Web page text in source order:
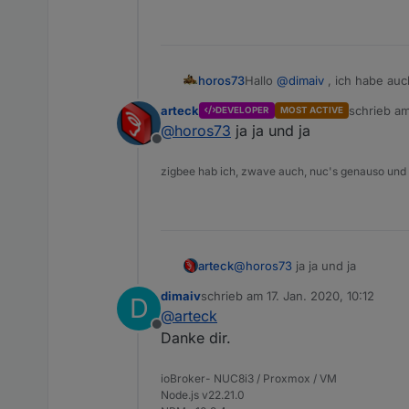
horos73Hallo @dimaiv
auch, richtig? Denn der
Was meinst Du?
Offline
arteck DEVELOPER MOST ACTIVE schrieb
zuletzt
@horos73 ja ja und ja
zigbee hab ich, zwave auch, nuc's genauso und
arteck@horos73 ja ja und ja
D
Offline
dimaivschrieb am 17. Jan. 2020, 10:12
zuletzt editiert von
@arteck
Danke dir.
ioBroker- NUC8i3 / Proxmox / VM
Node.js v22.21.0